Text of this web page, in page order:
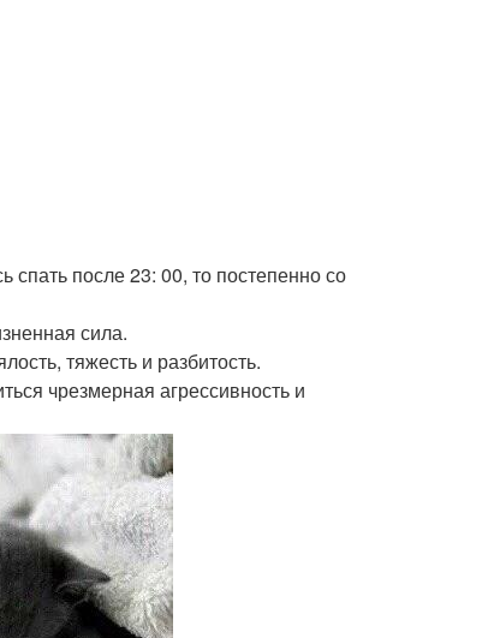
спать после 23: 00, то постепенно со
сила.
тяжесть и разбитость.
чрезмерная агрессивность и